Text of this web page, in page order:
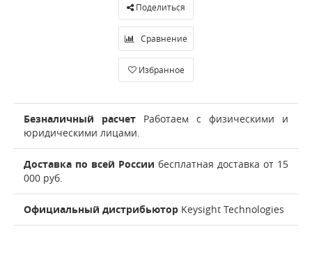
Поделиться
Сравнение
Избранное
Безналичный расчет Работаем с физическими и
юридическими лицами.
Доставка по всей России бесплатная доставка от 15
000 руб.
Официальный дистрибьютор Keysight Technologies